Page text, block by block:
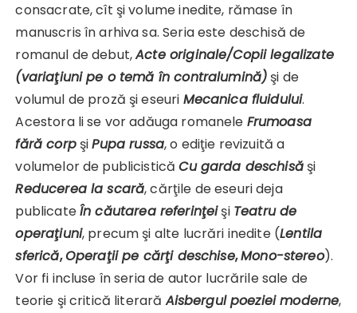
consacrate, cît şi volume inedite, rămase în
manuscris în arhiva sa. Seria este deschisă de
romanul de debut,Acte originale/Copii legalizate
(variaţiuni pe o temă în contralumină) şi de
volumul de proză şi eseuri Mecanica fluidului.
Acestora li se vor adăuga romanele Frumoasa
fără corpşiPupa russa, o ediţie revizuită a
volumelor de publicisticăCu garda deschisăşi
Reducerea la scară, cărţile de eseuri deja
publicateÎn căutarea referinţeişi Teatru de
operaţiuni, precum şi alte lucrări inedite (Lentila
sferică,Operaţii pe cărţi deschise,Mono-stereo).
Vor fi incluse în seria de autor lucrările sale de
teorie şi critică literarăAisbergul poeziei moderne,